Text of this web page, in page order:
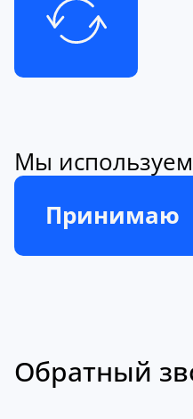
Мы
Принимаю
Обратный